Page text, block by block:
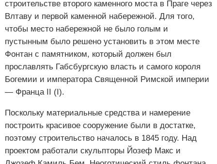
строительстве второго каменного моста в Праге через
Влтаву и первой каменной набережной. Для того,
чтобы место набережной не было голым и
пустынным было решено установить в этом месте
Фонтан с памятником, который должен был
прославлять Габсбургскую власть и самого короля
Богемии и императора Священной Римской империи
— Франца II (I).
Поскольку материальные средства и намерение
построить красивое сооружение были в достатке,
поэтому строительство началось в 1845 году. Над
проектом работали скульпторы Йозеф Макс и